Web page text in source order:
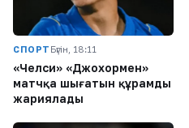
СПОРТ Бүгін, 18:11
«Челси» «Джохормен»
матчқа шығатын құрамды
жариялады